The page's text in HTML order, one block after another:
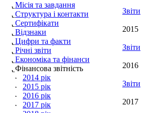
Місія та завдання
Структура і контакти
Сертифікати
Відзнаки
Цифри та факти
Річні звіти
Економіка та фінанси
Фінансова звітність
2014 рік
2015 рік
2016 рік
2017 рік
Звіти
2015
Звіти
2016
Звіти
2017